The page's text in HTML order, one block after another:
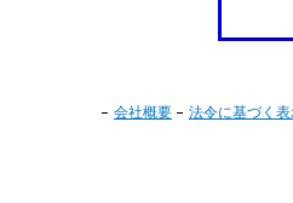
会社概要 法令に基づく